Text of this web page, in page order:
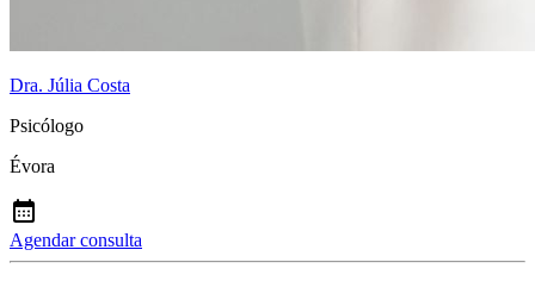
Dra. Júlia Costa
Psicólogo
Évora
Agendar consulta